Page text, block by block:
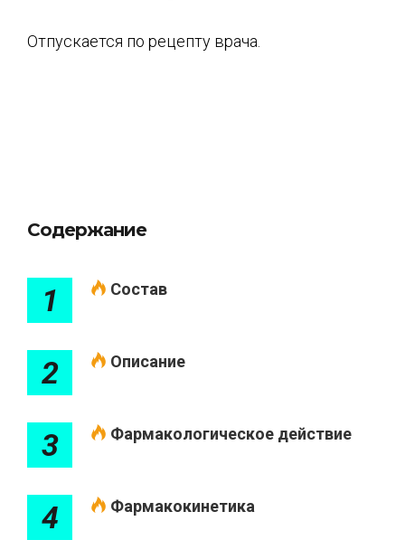
Отпускается по рецепту врача.
Содержание
1 Состав
2 Описание
3 Фармакологическое действие
4 Фармакокинетика